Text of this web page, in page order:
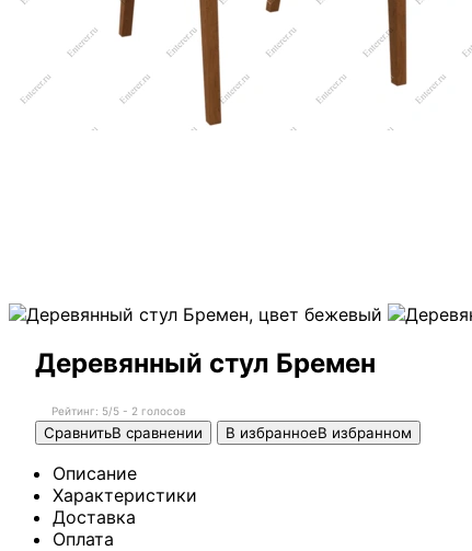
Деревянный стул Бремен
Рейтинг: 5/5 - 2 голосов
СравнитьВ сравнении В избранноеВ избранном
Описание
Характеристики
Доставка
Оплата